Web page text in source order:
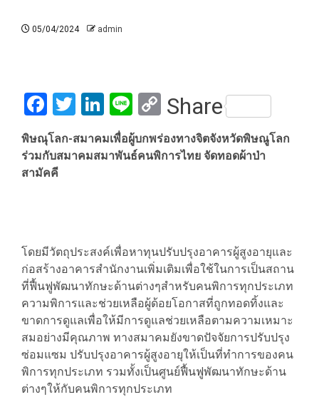
05/04/2024 admin
Facebook
Twitter
LinkedIn
LineCopy
Link
Share
พิษณุโลก-สมาคมเพื่อผู้บกพร่องทางจิตจังหวัดพิษณูโลก
ร่วมกับสมาคมสมาพันธ์คนพิการไทย จัดทอดผ้าป่า
สามัคคี
โดยมีวัตถุประสงค์เพื่อหาทุนปรับปรุงอาคารผู้สูงอายุและ
ก่อสร้างอาคารสำนักงานเพิ่มเติมเพื่อใช้ในการเป็นสถาน
ที่ฟื้นฟูพัฒนาทักษะด้านต่างๆสำหรับคนพิการทุกประเภท
ความพิการและช่วยเหลือผู้ด้อยโอกาสที่ถูกทอดทิ้งและ
ขาดการดูแลเพื่อให้มีการดูแลช่วยเหลือตามความเหมาะ
สมอย่างมีคุณภาพ ทางสมาคมยังขาดปัจจัยการปรับปรุง
ซ่อมแซม ปรับปรุงอาคารผู้สูงอายุให้เป็นที่ทำการของคน
พิการทุกประเภท รวมทั้งเป็นศูนย์ฟื้นฟูพัฒนาทักษะด้าน
ต่างๆให้กับคนพิการทุกประเภท